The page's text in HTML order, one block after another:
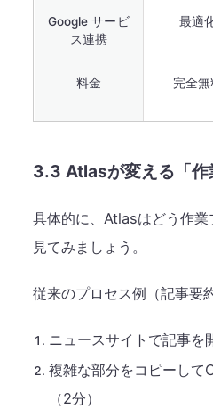
Google サービ
ス連携
最適
料金 完全無
3.3 Atlasが変える「作
具体的に、Atlasはどう作
見てみましょう。
従来のプロセス例（記事要
ニュースサイトで記事を
複雑な部分をコピーして
（2分）